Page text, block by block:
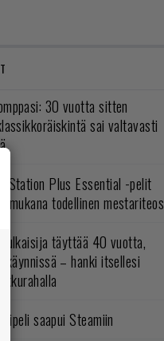
30 vuotta sitten
sai valtavasti
Plus Essential -pelit
mukana todellinen mestariteos
täyttää 40 vuotta,
käynnissä – hanki itsellesi
saapui Steamiin